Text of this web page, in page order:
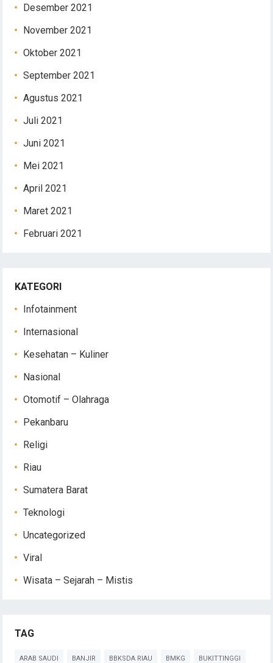
Desember 2021
November 2021
Oktober 2021
September 2021
Agustus 2021
Juli 2021
Juni 2021
Mei 2021
April 2021
Maret 2021
Februari 2021
KATEGORI
Infotainment
Internasional
Kesehatan – Kuliner
Nasional
Otomotif – Olahraga
Pekanbaru
Religi
Riau
Sumatera Barat
Teknologi
Uncategorized
Viral
Wisata – Sejarah – Mistis
TAG
ARAB SAUDI BANJIR BBKSDA RIAU BMKG BUKITTINGGI